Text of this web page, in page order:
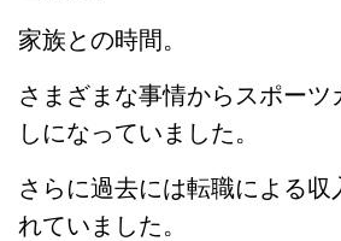
家族との時間。
さまざまな事情からスポーツ
しになっていました。
さらに過去には転職による収
れていました。